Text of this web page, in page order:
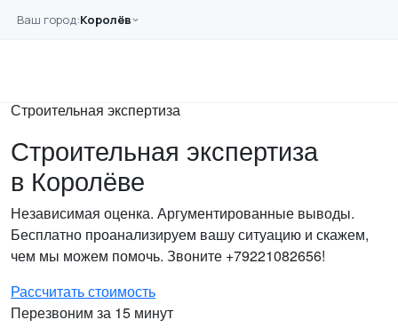
Ваш город:Королёв
Главная
Строительная экспертиза
Строительная экспертиза
в Королёве
Независимая оценка. Аргументированные выводы.
Бесплатно проанализируем вашу ситуацию и скажем,
чем мы можем помочь. Звоните +79221082656!
Рассчитать стоимость
Перезвоним за 15 минут